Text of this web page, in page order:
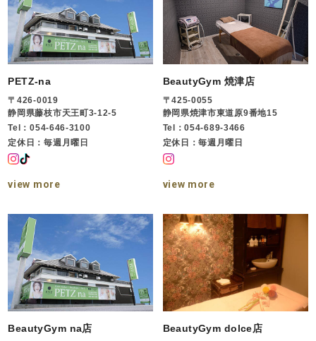
PETZ-na
〒426-0019
静岡県藤枝市天王町3-12-5
Tel：054-646-3100
定休日：毎週月曜日
view more
BeautyGym 焼津店
〒425-0055
静岡県焼津市東道原9番地15
Tel：054-689-3466
定休日：毎週月曜日
view more
BeautyGym na店 BeautyGym dolce店